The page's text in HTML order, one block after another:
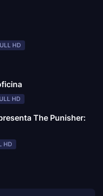
HD
HD
The Punisher:
HD